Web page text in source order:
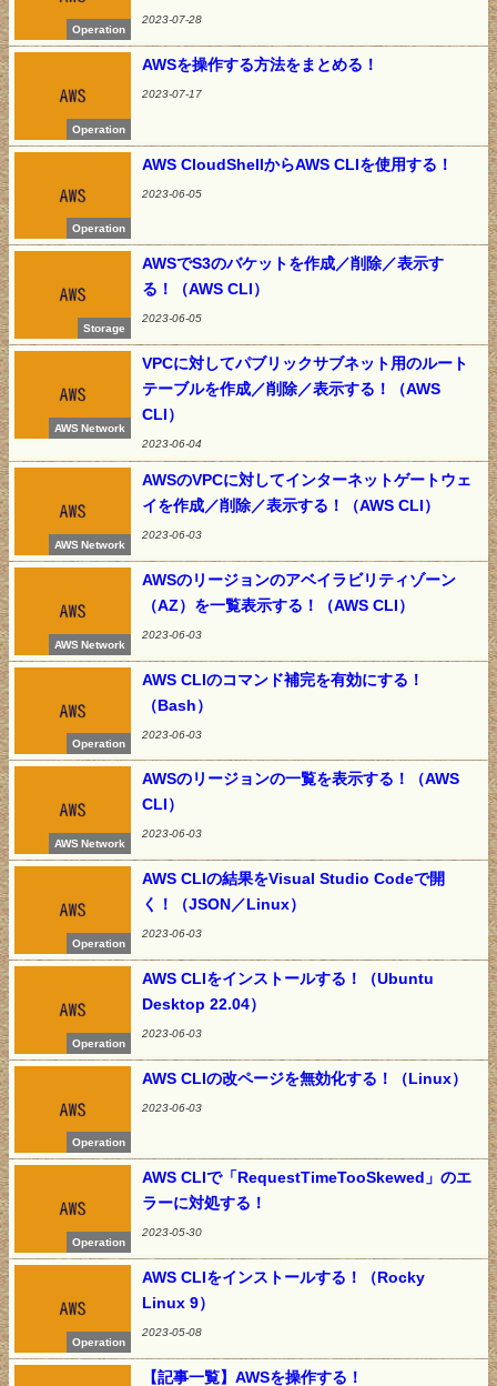
Operation
2023-07-28
Operation
AWSを操作する方法をまとめる！
2023-07-17
Operation
AWS CloudShellからAWS CLIを使用する！
2023-06-05
Storage
AWSでS3のバケットを作成／削除／表示す
る！（AWS CLI）
2023-06-05
AWS Network
VPCに対してパブリックサブネット用のルート
テーブルを作成／削除／表示する！（AWS
CLI）
2023-06-04
AWS Network
AWSのVPCに対してインターネットゲートウェ
イを作成／削除／表示する！（AWS CLI）
2023-06-03
AWS Network
AWSのリージョンのアベイラビリティゾーン
（AZ）を一覧表示する！（AWS CLI）
2023-06-03
Operation
AWS CLIのコマンド補完を有効にする！
（Bash）
2023-06-03
AWS Network
AWSのリージョンの一覧を表示する！（AWS
CLI）
2023-06-03
Operation
AWS CLIの結果をVisual Studio Codeで開
く！（JSON／Linux）
2023-06-03
Operation
AWS CLIをインストールする！（Ubuntu
Desktop 22.04）
2023-06-03
Operation
AWS CLIの改ページを無効化する！（Linux）
2023-06-03
Operation
AWS CLIで「RequestTimeTooSkewed」のエ
ラーに対処する！
2023-05-30
Operation
AWS CLIをインストールする！（Rocky
Linux 9）
2023-05-08
【記事一覧】AWSを操作する！